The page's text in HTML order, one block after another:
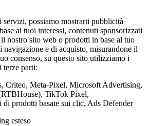
servizi, possiamo mostrarti pubblicità
ai tuoi interessi, contenuti sponsorizzati
nostro sito web o prodotti in base al tuo
navigazione e di acquisto, misurandone il
consenso, su questo sito utilizziamo i
terze parti:
Criteo, Meta-Pixel, Microsoft Advertising,
TikTok Pixel,
di prodotti basate sui clic, Ads Defender
esteso